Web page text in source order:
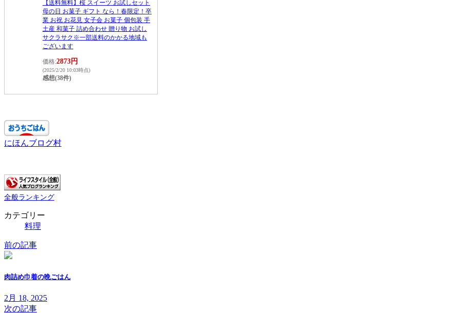
【送料無料】桜 スイーツ お試しセット
母の日 お菓子 ギフト なら！春限定！卒
業 お祝 お花見 女子会 お菓子 個包装 手
土産 和菓子 詰め合わせ 贈り物 お試し
サクラサク※一部送料のかかる地域も
ございます
価格:2873円
(2025/2/20 10:03時点)
感想(38件)
にほんブログ村
全般ランキング
カテゴリー
料理
前の記事
肉詰め巾着の晩ごはん
2月 18, 2025
次の記事